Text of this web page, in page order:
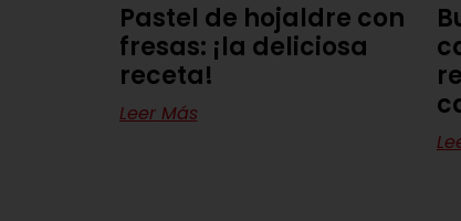
Pastel de hojaldre con
fresas: ¡la deliciosa
receta!
Leer Más